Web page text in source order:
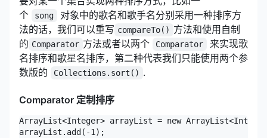
个
song
对象中的歌名和歌手名分别采用一种排序方
法的话，我们可以重写 compareTo() 方法和使用自制
的 Comparator 方法或者以两个 Comparator
来实现歌
名排序和歌星名排序，第二种代表我们只能使用两个参
数版的
Collections.sort() .
Comparator 定制排序
ArrayList<Integer> arrayList = new
arrayList.add(-1);